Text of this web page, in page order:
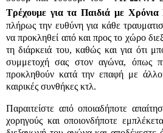
Τρέχουμε για τα Παιδιά με
πλήρως την ευθύνη για κάθε
να προκληθεί από και προς το χώρο
τη διάρκειά του, καθώς και για ότι
συμμετοχή σας στον αγώνα, όπως
προκληθούν κατά την επαφή με
καιρικές συνθήκες κτλ.
Παραιτείστε από οποιαδήποτε
χορηγούς και οποιονδήποτε